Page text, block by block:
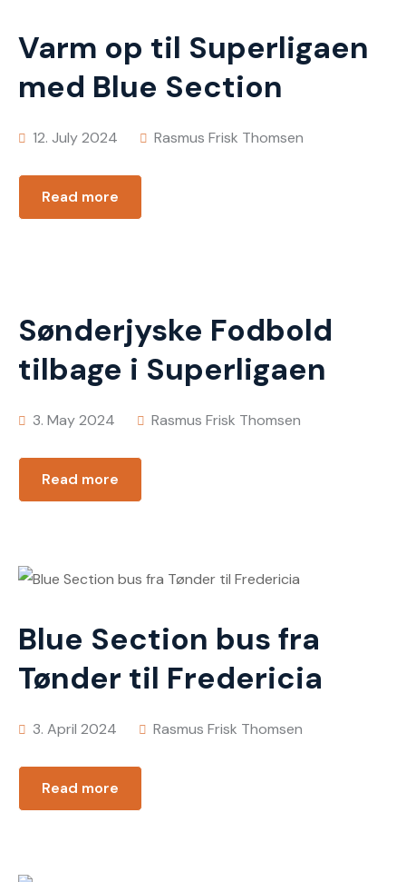
Varm op til Superligaen
med Blue Section
12. July 2024 Rasmus Frisk Thomsen
Read more
Sønderjyske Fodbold
tilbage i Superligaen
3. May 2024 Rasmus Frisk Thomsen
Read more
Blue Section bus fra
Tønder til Fredericia
3. April 2024 Rasmus Frisk Thomsen
Read more